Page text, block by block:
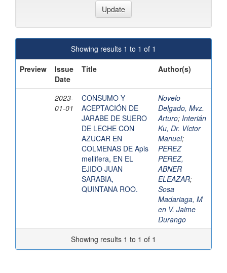
Showing results 1 to 1 of 1
Preview
Issue
Date
Title Author(s)
2023-
01-01
CONSUMO Y
ACEPTACIÓN DE
JARABE DE SUERO
DE LECHE CON
AZUCAR EN
COLMENAS DE Apis
mellifera, EN EL
EJIDO JUAN
SARABIA,
QUINTANA ROO.
Novelo
Delgado, Mvz.
Arturo; Interián
Ku, Dr. Víctor
Manuel;
PEREZ
PEREZ,
ABNER
ELEAZAR;
Sosa
Madariaga, M
en V. Jaime
Durango
Showing results 1 to 1 of 1